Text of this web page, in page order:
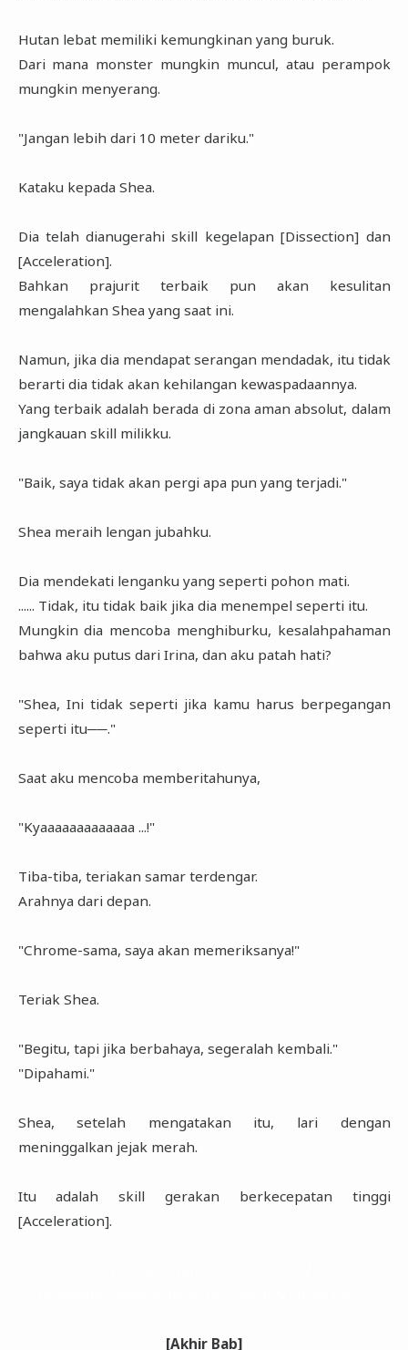
Hutan lebat memiliki kemungkinan yang buruk.
Dari mana monster mungkin muncul, atau perampok
mungkin menyerang.
"Jangan lebih dari 10 meter dariku."
Kataku kepada Shea.
Dia telah dianugerahi skill kegelapan [Dissection] dan
[Acceleration].
Bahkan prajurit terbaik pun akan kesulitan
mengalahkan Shea yang saat ini.
Namun, jika dia mendapat serangan mendadak, itu tidak
berarti dia tidak akan kehilangan kewaspadaannya.
Yang terbaik adalah berada di zona aman absolut, dalam
jangkauan skill milikku.
"Baik, saya tidak akan pergi apa pun yang terjadi."
Shea meraih lengan jubahku.
Dia mendekati lenganku yang seperti pohon mati.
...... Tidak, itu tidak baik jika dia menempel seperti itu.
Mungkin dia mencoba menghiburku, kesalahpahaman
bahwa aku putus dari Irina, dan aku patah hati?
"Shea, Ini tidak seperti jika kamu harus berpegangan
seperti itu──."
Saat aku mencoba memberitahunya,
"Kyaaaaaaaaaaaaa ...!"
Tiba-tiba, teriakan samar terdengar.
Arahnya dari depan.
"Chrome-sama, saya akan memeriksanya!"
Teriak Shea.
"Begitu, tapi jika berbahaya, segeralah kembali."
"Dipahami."
Shea, setelah mengatakan itu, lari dengan
meninggalkan jejak merah.
Itu adalah skill gerakan berkecepatan tinggi
[Acceleration].
[Akhir Bab]